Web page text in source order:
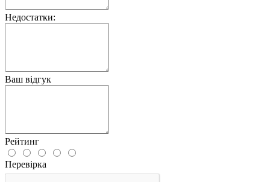
Недостатки:
Ваш відгук
Рейтинг
Перевірка